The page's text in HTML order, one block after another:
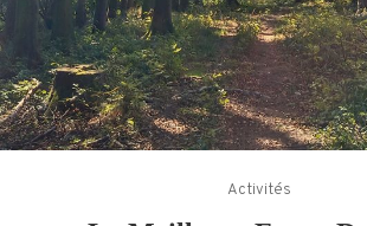
Activités